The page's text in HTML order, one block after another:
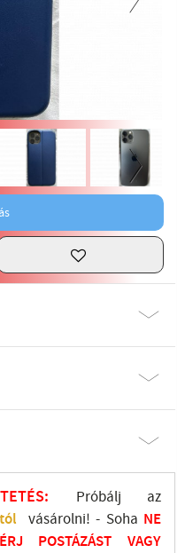
Next
Próbálj az
vásárolni! - Soha NE
POSTÁZÁST VAGY